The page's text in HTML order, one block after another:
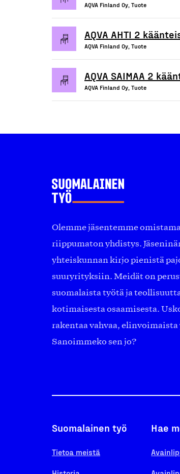
AQVA Finland Oy, Tuote
AQVA AHTI 2
AQVA Finland Oy, Tuote
AQVA SAIMAA 2
AQVA Finland Oy, Tuote
Olemme jäsentemme
riippumaton yhdistys.
yhteiskunnan kirjo pienistä
suuryrityksiin. Meidät on
suomalaista työtä ja
kotimaisesta osaamisesta.
rakentaa vahvaa,
Sanoimmeko sen jo?
Suomalainen työ
Tietoa meistä
Hae